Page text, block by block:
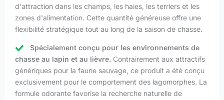
d'attraction dans les champs, les haies, les terriers et les
zones d'alimentation. Cette quantité généreuse offre une
flexibilité stratégique tout au long de la saison de chasse.
Spécialement conçu pour les environnements de
chasse au lapin et au lièvre. Contrairement aux attractifs
génériques pour la faune sauvage, ce produit a été conçu
exclusivement pour le comportement des lagomorphes. La
formule odorante favorise la recherche naturelle de